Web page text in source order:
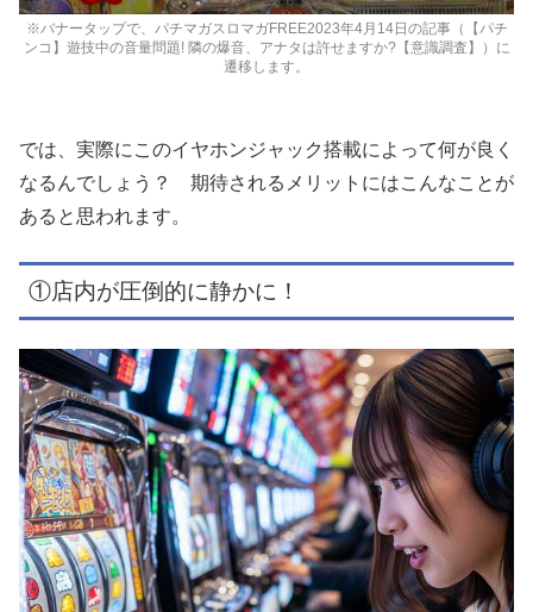
※バナータップで、パチマガスロマガFREE2023年4月14日の記事（【パチ
ンコ】遊技中の音量問題! 隣の爆音、アナタは許せますか?【意識調査】）に
遷移します。
では、実際にこのイヤホンジャック搭載によって何が良く
なるんでしょう？ 期待されるメリットにはこんなことが
あると思われます。
①店内が圧倒的に静かに！